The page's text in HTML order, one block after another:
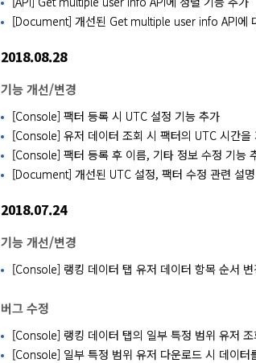
[Document] 개선된 Get multiple user info API에
2018.08.28
기능 개선/변경
[Console] 팩터 등록 시 UTC 설정 기능 추가
[Console] 유저 데이터 조회 시 팩터의 UTC 시간을
[Console] 팩터 등록 후 이름, 기타 정보 수정 기능
[Document] 개선된 UTC 설정, 팩터 수정 관련 설
2018.07.24
기능 개선/변경
[Console] 랭킹 데이터 탭 유저 데이터 항목 순서
버그 수정
[Console] 랭킹 데이터 탭의 일부 특정 범위 유저
[Console] 일부 특정 범위 유저 다운로드 시 데이터